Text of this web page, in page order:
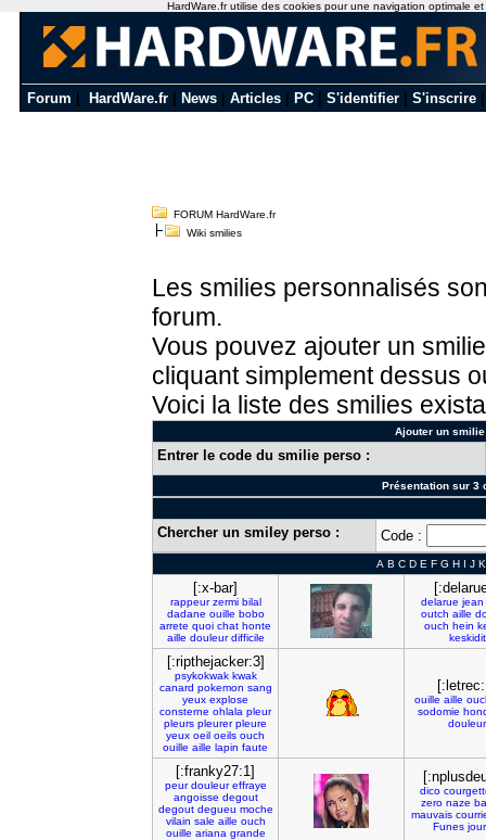
Forum HardWare.fr News Articles PC S'identifier S'inscrire
FORUM HardWare.fr
Wiki smilies
Les smilies personnalisés
forum.
Vous pouvez ajouter un
cliquant simplement dessus
Voici la liste des smilies
Ajouter un
Entrer le code du smilie perso :
Présentation sur 3
Chercher un smiley perso : Code :
A B C D E F G H I J K
[:x-bar]
rappeur zermi bilal
dadane ouille bobo
arrete quoi chat honte
aille douleur difficile
delarue jean
outch aille
ouch hein
keskidit
[:ripthejacker:3]
psykokwak kwak
canard pokemon sang
yeux explose
consterne ohlala pleur
pleurs pleurer pleure
yeux oeil oeils ouch
ouille aille lapin faute
ouille aille
sodomie
douleur
[:franky27:1]
peur douleur effraye
angoisse degout
degout degueu moche
vilain sale aille ouch
ouille ariana grande
dico
zero naze
mauvais
Funes
HardWare.fr utilise des cookies pour une navigation optimale